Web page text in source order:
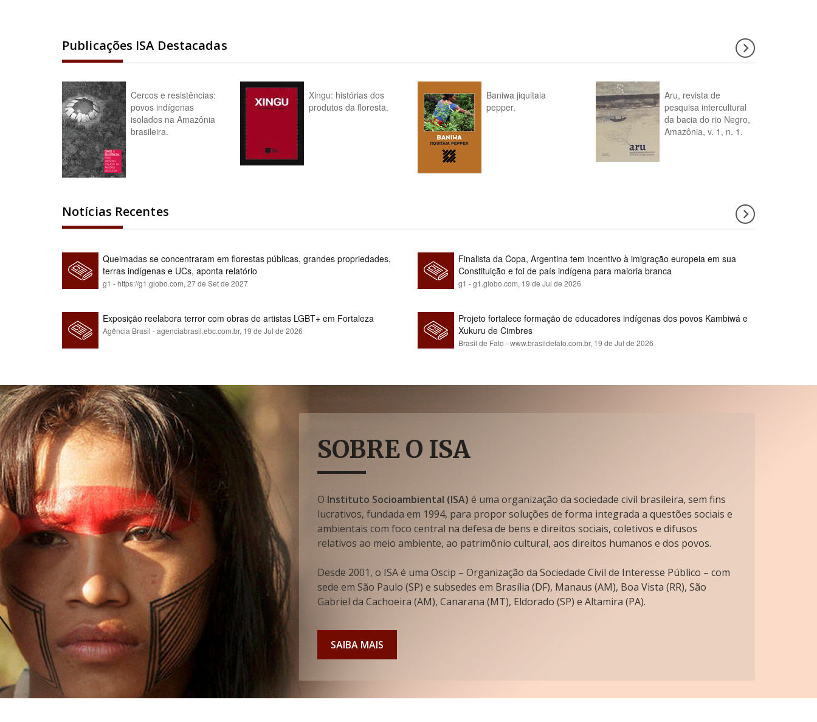
Publicações ISA Destacadas
Cercos e resistências:
povos indígenas
isolados na Amazônia
brasileira.
Xingu: histórias dos
produtos da floresta.
Baniwa jiquitaia
pepper.
Aru, revista de
pesquisa intercultural
da bacia do rio Negro,
Amazônia, v. 1, n. 1.
Notícias Recentes
Queimadas se concentraram em florestas públicas, grandes propriedades,
terras indígenas e UCs, aponta relatório
g1 - https://g1.globo.com, 27 de Set de 2027
Finalista da Copa, Argentina tem incentivo à imigração europeia em sua
Constituição e foi de país indígena para maioria branca
g1 - g1.globo.com, 19 de Jul de 2026
Exposição reelabora terror com obras de artistas LGBT+ em Fortaleza
Agência Brasil - agenciabrasil.ebc.com.br, 19 de Jul de 2026
Projeto fortalece formação de educadores indígenas dos povos Kambiwá e
Xukuru de Cimbres
Brasil de Fato - www.brasildefato.com.br, 19 de Jul de 2026
SOBRE O ISA
O Instituto Socioambiental (ISA) é uma organização da sociedade civil brasileira, sem fins
lucrativos, fundada em 1994, para propor soluções de forma integrada a questões sociais e
ambientais com foco central na defesa de bens e direitos sociais, coletivos e difusos
relativos ao meio ambiente, ao patrimônio cultural, aos direitos humanos e dos povos.
Desde 2001, o ISA é uma Oscip – Organização da Sociedade Civil de Interesse Público – com
sede em São Paulo (SP) e subsedes em Brasília (DF), Manaus (AM), Boa Vista (RR), São
Gabriel da Cachoeira (AM), Canarana (MT), Eldorado (SP) e Altamira (PA).
SAIBA MAIS